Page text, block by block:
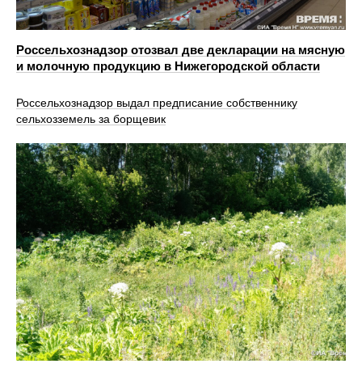
Россельхознадзор отозвал две декларации на мясную
и молочную продукцию в Нижегородской области
Россельхознадзор выдал предписание собственнику
сельхозземель за борщевик